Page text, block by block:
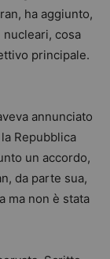
ha aggiunto,
nucleari, cosa
principale.
annunciato
Repubblica
un accordo,
da parte sua,
ma non è stata